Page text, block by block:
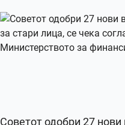
Советот одобри 27